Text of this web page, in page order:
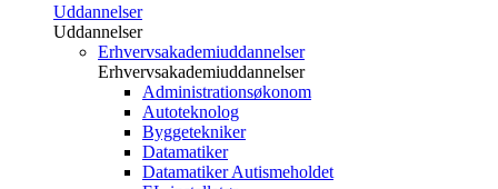
Uddannelser
Uddannelser
Erhvervsakademiuddannelser
Erhvervsakademiuddannelser
Administrationsøkonom
Autoteknolog
Byggetekniker
Datamatiker
Datamatiker Autismeholdet